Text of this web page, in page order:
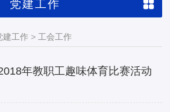
党建工作
建工作 > 工会工作
年教职工趣味体育比赛活动